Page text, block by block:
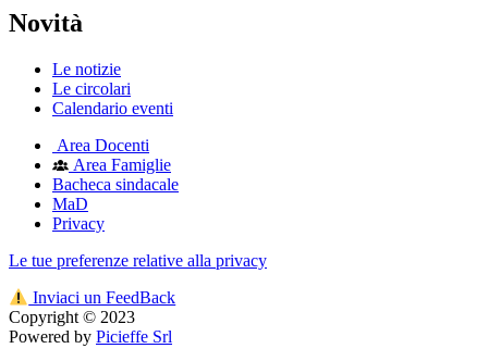
Novità
Le notizie
Le circolari
Calendario eventi
Area Docenti
Area Famiglie
Bacheca sindacale
MaD
Privacy
Le tue preferenze relative alla privacy
Inviaci un FeedBack
Copyright © 2023
Powered by Picieffe Srl